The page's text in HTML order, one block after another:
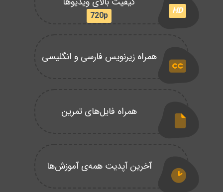
HD
720p
همراه زیرنویس فارسی و انگلیسی
همراه فایل‌های تمرین
آخرین آپدیت همه‌ی آموزش‌ها